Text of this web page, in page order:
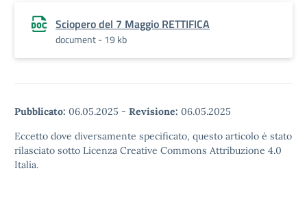
Sciopero del 7 Maggio RETTIFICA
document - 19 kb
Pubblicato: 06.05.2025 - Revisione: 06.05.2025
Eccetto dove diversamente specificato, questo articolo è stato
rilasciato sotto Licenza Creative Commons Attribuzione 4.0
Italia.